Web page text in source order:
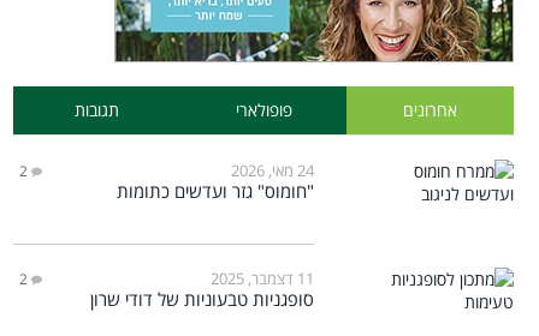
אחרונים פופולארי תגובות
24 מאי, 2026 2
"חומוס" גזר ועדשים כתומות
11 דצמבר, 2025 2
סופגניות טבעוניות של דודי שרון